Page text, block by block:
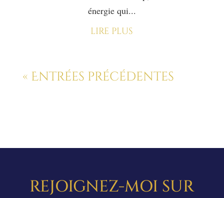
énergie qui...
lire plus
« Entrées précédentes
REJOIGNEZ-MOI SUR